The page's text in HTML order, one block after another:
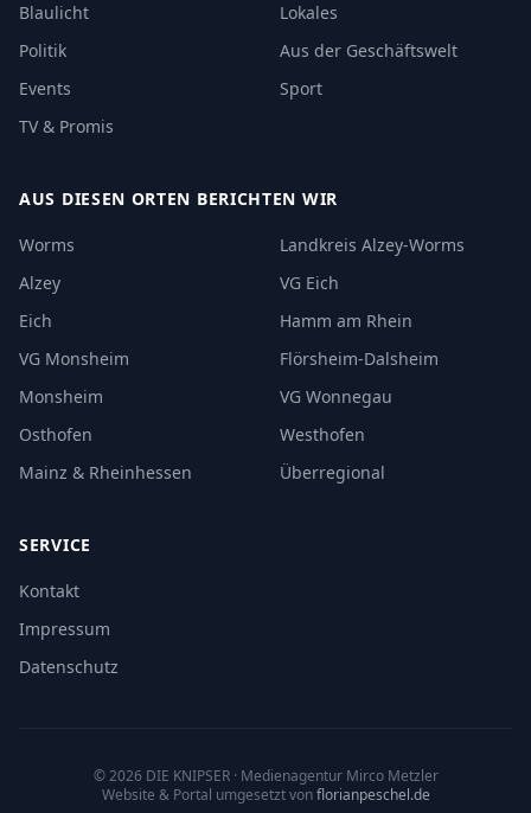
Blaulicht
Lokales
Politik
Aus der Geschäftswelt
Events
Sport
TV & Promis
AUS DIESEN ORTEN BERICHTEN WIR
Worms
Landkreis Alzey-Worms
Alzey
VG Eich
Eich
Hamm am Rhein
VG Monsheim
Flörsheim-Dalsheim
Monsheim
VG Wonnegau
Osthofen
Westhofen
Mainz & Rheinhessen
Überregional
SERVICE
Kontakt
Impressum
Datenschutz
©2026 DIE KNIPSER· Medienagentur Mirco Metzler
Website & Portal umgesetzt von florianpeschel.de